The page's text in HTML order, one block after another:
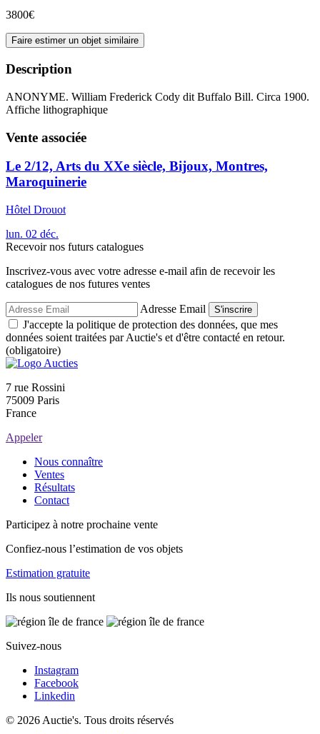
3800€
Faire estimer un objet similaire
Description
ANONYME. William Frederick Cody dit Buffalo Bill. Circa 1900.
Affiche lithographique
Vente associée
Le 2/12, Arts du XXe siècle, Bijoux, Montres,
Maroquinerie
Hôtel Drouot
lun. 02 déc.
Recevoir nos futurs catalogues
Inscrivez-vous avec votre adresse e-mail afin de recevoir les
catalogues de nos futures ventes
Adresse Email S'inscrire
J'accepte la politique de protection des données, que mes
données soient traitées par Auctie's et d'être contacté en retour.
(obligatoire)
7 rue Rossini
75009 Paris
France
Appeler
Nous connaître
Ventes
Résultats
Contact
Participez à notre prochaine vente
Confiez-nous l’estimation de vos objets
Estimation gratuite
Ils nous soutiennent
Suivez-nous
Instagram
Facebook
Linkedin
© 2026 Auctie's. Tous droits réservés